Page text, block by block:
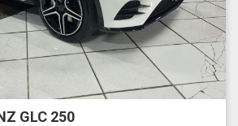
GLC 250